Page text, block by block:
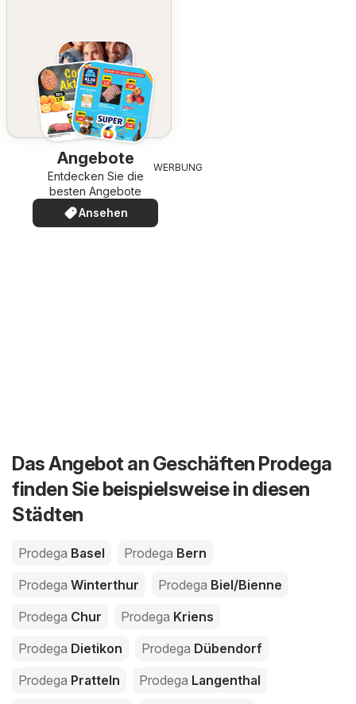
Angebote
Entdecken Sie die
besten Angebote
Ansehen
WERBUNG
Das Angebot an Geschäften Prodega
finden Sie beispielsweise in diesen
Städten
Prodega Basel Prodega Bern
Prodega Winterthur Prodega Biel/Bienne
Prodega Chur Prodega Kriens
Prodega Dietikon Prodega Dübendorf
Prodega Pratteln Prodega Langenthal